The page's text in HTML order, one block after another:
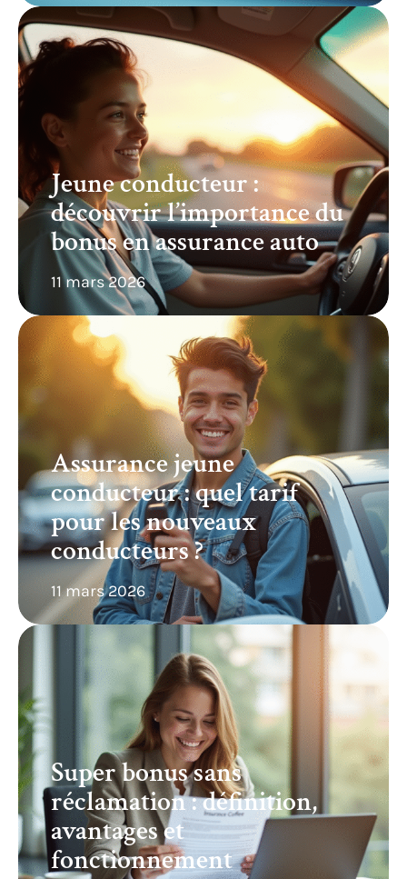
Jeune conducteur :
découvrir l’importance du
bonus en assurance auto
11 mars 2026
Assurance jeune
conducteur : quel tarif
pour les nouveaux
conducteurs ?
11 mars 2026
Super bonus sans
réclamation : définition,
avantages et
fonctionnement